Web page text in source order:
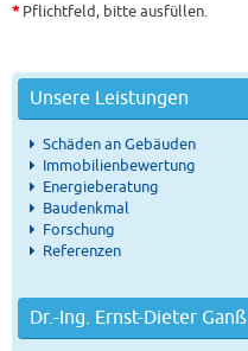
*Pflichtfeld, bitte ausfüllen.
Unsere Leistungen
Schäden an Gebäuden
Immobilienbewertung
Energieberatung
Baudenkmal
Forschung
Referenzen
Dr.-Ing. Ernst-Dieter Ganß